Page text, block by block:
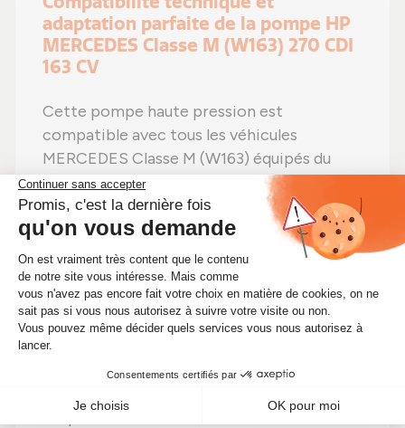
adaptation parfaite de la pompe HP
MERCEDES Classe M (W163) 270 CDI
163 CV
Cette pompe haute pression est
compatible avec tous les véhicules
MERCEDES Classe M (W163) équipés du
moteur Diesel 270 CDI 163 CV (120 KW) de
2685 cm3. Elle est prévue pour les
motorisations portant les codes moteurs
suivants : M 111.956, OM 611.960, OM 611.961,
OM 611.962, OM 611.981, OM 611.987, OM
612.961, OM 612.962, OM 612.963, OM
612.965, OM 612.966, OM 612.967, OM
612.981, OM 646.962, OM 646.963, OM
646.985, OM 668.914, OM 668.940, OM
adaptation sans modification à votre